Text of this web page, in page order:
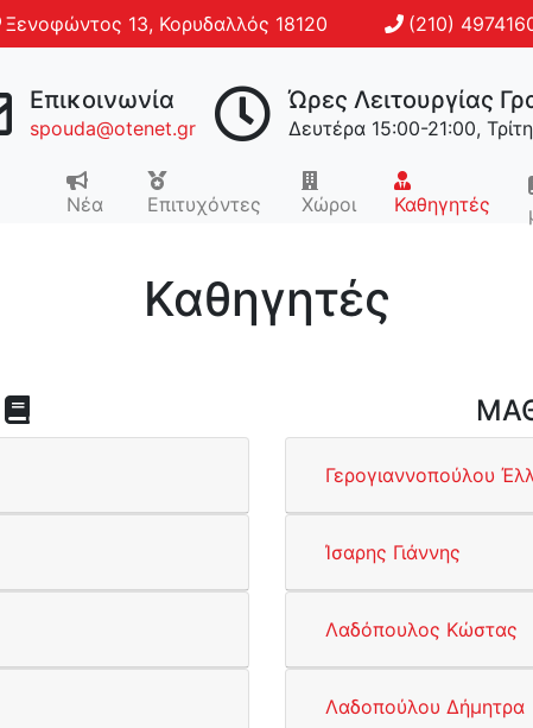
Ξενοφώντος 13, Κορυδαλλός 18120 (210)
Επικοινωνία
spouda@otenet.gr
Ώρες Λειτουργίας
Δευτέρα 15:00-21:00,
Νέα Επιτυχόντες Χώροι Καθηγητές
Καθηγητές
Γερογιαννοπούλου
Ίσαρης Γιάννης
Λαδόπουλος Κώστας
Λαδοπούλου Δήμητρα